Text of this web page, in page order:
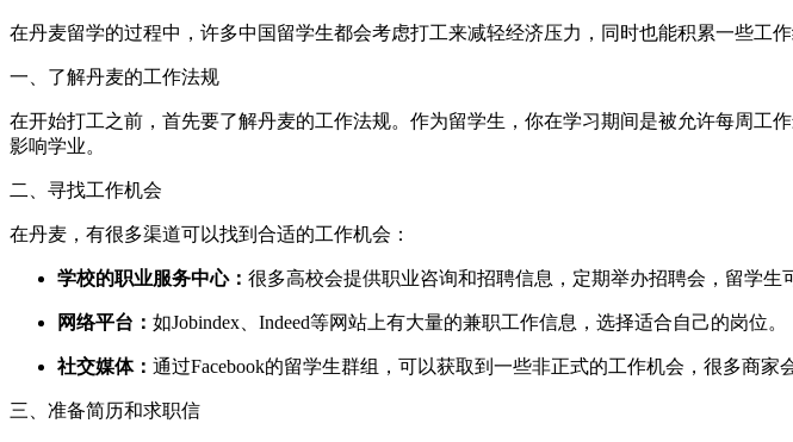
在丹麦留学的过程中，许多中国留学生都会考虑打工来减轻经济压力，同时也能积累一些工
一、了解丹麦的工作法规
在开始打工之前，首先要了解丹麦的工作法规。作为留学生，你在学习期间是被允许每周工
影响学业。
二、寻找工作机会
在丹麦，有很多渠道可以找到合适的工作机会：
学校的职业服务中心： 很多高校会提供职业咨询和招聘信息，定期举办招聘会，留学生
网络平台： 如Jobindex、Indeed等网站上有大量的兼职工作信息，选择适合自己的岗位。
社交媒体： 通过Facebook的留学生群组，可以获取到一些非正式的工作机会，很多商家
三、准备简历和求职信